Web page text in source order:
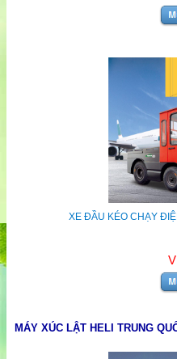
XE ĐẦU KÉO CHẠY
MÁY XÚC LẬT HELI TRUNG